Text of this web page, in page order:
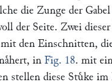
die Zunge der
der Seite. Zwei
den Einschnitten,
in Fig. 18. mit
stellen diese Stuͤke